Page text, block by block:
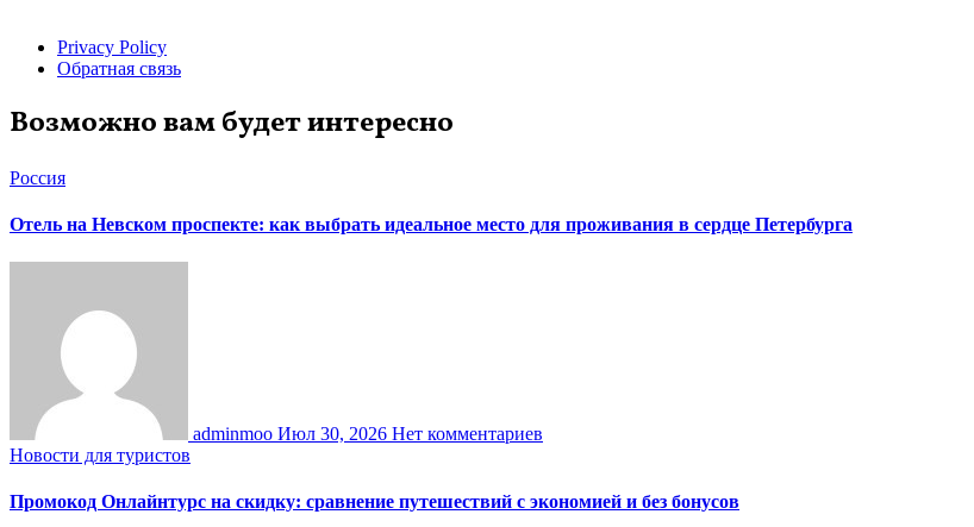
Privacy Policy
Обратная связь
Возможно вам будет интересно
Россия
Отель на Невском проспекте: как выбрать идеальное место для проживания в сердце Петербурга
adminmoo Июл 30, 2026 Нет комментариев
Новости для туристов
Промокод Онлайнтурс на скидку: сравнение путешествий с экономией и без бонусов